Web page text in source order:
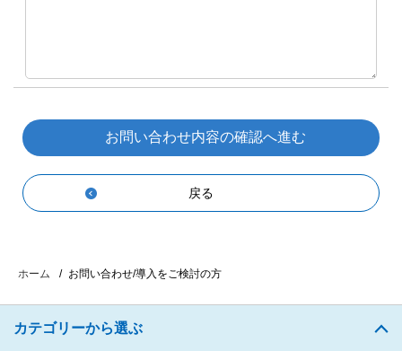
戻る
ホーム お問い合わせ/導入をご検討の方
カテゴリーから選ぶ